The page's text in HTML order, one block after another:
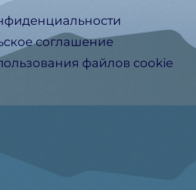
соглашение
файлов cookie